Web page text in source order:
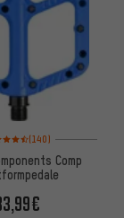
4,5 von 5
(140)
Comp